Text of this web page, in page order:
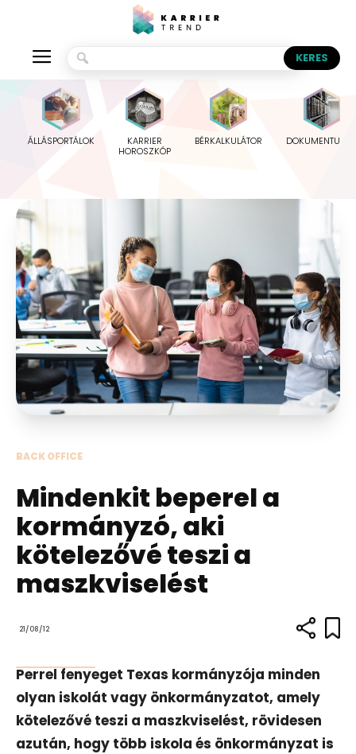
ÁLLÁSPORTÁLOK
KARRIER
HOROSZKÓP
BÉRKALKULÁTOR
BACK OFFICE
Mindenkit beperel a
kormányzó, aki
kötelezővé teszi a
maszkviselést
21/08/12
Perrel fenyeget Texas kormányzója minden
olyan iskolát vagy önkormányzatot, amely
kötelezővé teszi a maszkviselést, rövidesen
azután, hogy több iskola és önkormányzat is